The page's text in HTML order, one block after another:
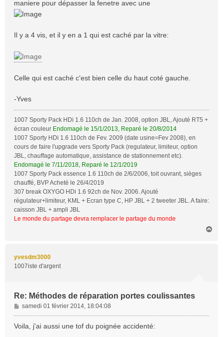
a
g
maniere pour dépasser la fenetre avec une
Il y a 4 vis, et il y en a 1 qui est caché par la vitre:
Celle qui est caché c'est bien celle du haut coté gauche.
-Yves
1007 Sporty Pack HDi 1.6 110ch de Jan. 2008, option JBL, Ajouté RT5 +
écran couleur Endomagé le 15/1/2013, Reparé le 20/8/2014
1007 Sporty HDi 1.6 110ch de Fev. 2009 (date usine=Fev 2008), en
cours de faire l'upgrade vers Sporty Pack (regulateur, limiteur, option
JBL, chauffage automatique, assistance de stationnement etc).
Endomagé le 7/11/2018, Reparé le 12/1/2019
1007 Sporty Pack essence 1.6 110ch de 2/6/2006, toit ouvrant, sièges
chauffé, BVP Acheté le 26/4/2019
307 break OXYGO HDi 1.6 92ch de Nov. 2006. Ajouté
régulateur+limiteur, KML + Ecran type C, HP JBL + 2 tweeter JBL. A faire:
caisson JBL + ampli JBL
Le monde du partage devra remplacer le partage du monde
yvesdm3000
1007iste d'argent
Re: Méthodes de réparation portes coulissantes
M
e
s
samedi 01 février 2014, 18:04:08
Voila, j'ai aussi une tof du poignée accidenté: